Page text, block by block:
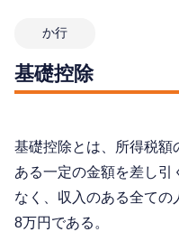
か行
基礎控除
基礎控除とは、所得税額
ある一定の金額を差し引
なく、収入のある全て
8万円である。